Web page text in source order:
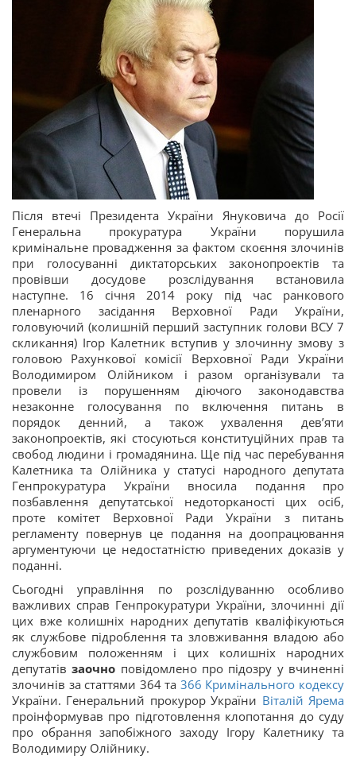
Після втечі Президента України Януковича до Росії
Генеральна прокуратура України порушила
кримінальне провадження за фактом скоєння злочинів
при голосуванні диктаторських законопроектів та
провівши досудове розслідування встановила
наступне. 16 січня 2014 року під час ранкового
пленарного засідання Верховної Ради України,
головуючий (колишній перший заступник голови ВСУ 7
скликання) Ігор Калетник вступив у злочинну змову з
головою Рахункової комісії Верховної Ради України
Володимиром Олійником і разом організували та
провели із порушенням діючого законодавства
незаконне голосування по включення питань в
порядок денний, а також ухвалення дев’яти
законопроектів, які стосуються конституційних прав та
свобод людини і громадянина. Ще під час перебування
Калетника та Олійника у статусі народного депутата
Генпрокуратура України вносила подання про
позбавлення депутатської недоторканості цих осіб,
проте комітет Верховної Ради України з питань
регламенту повернув це подання на доопрацювання
аргументуючи це недостатністю приведених доказів у
поданні.
Сьогодні управління по розслідуванню особливо
важливих справ Генпрокуратури України, злочинні дії
цих вже колишніх народних депутатів кваліфікуються
як службове підроблення та зловживання владою або
службовим положенням і цих колишніх народних
депутатівзаочно повідомлено про підозру у вчиненні
злочинів за статтями 364 та 366 Кримінального кодексу
України. Генеральний прокурор України Віталій Ярема
проінформував про підготовлення клопотання до суду
про обрання запобіжного заходу Ігору Калетнику та
Володимиру Олійнику.